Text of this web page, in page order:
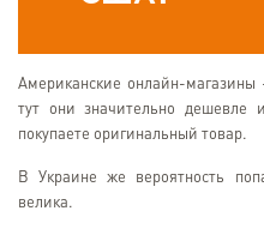
Американские онлайн-магазины
тут они значительно
покупаете оригинальный товар.
В Украине же вероятность
велика.